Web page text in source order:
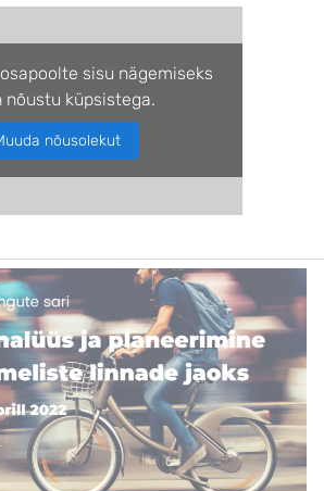
sisu nägemiseks
nõustu küpsistega.
nõusolekut